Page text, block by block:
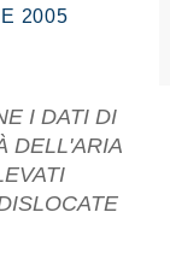
2005
DELL'ARIA